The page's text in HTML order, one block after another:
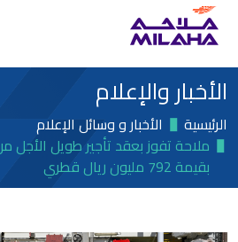
Skip to main content
الأخبار والإعلام
الرئيسية
الأخبار و وسائل الإعلام
ملاحة تفوز بعقد تأجير طويل
بقيمة 792 مليون ريال قطري